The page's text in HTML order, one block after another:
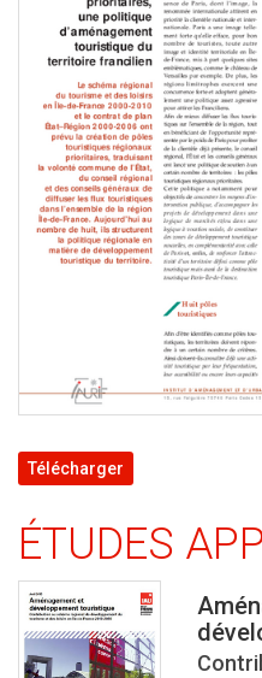
Télécharger
ÉTUDES